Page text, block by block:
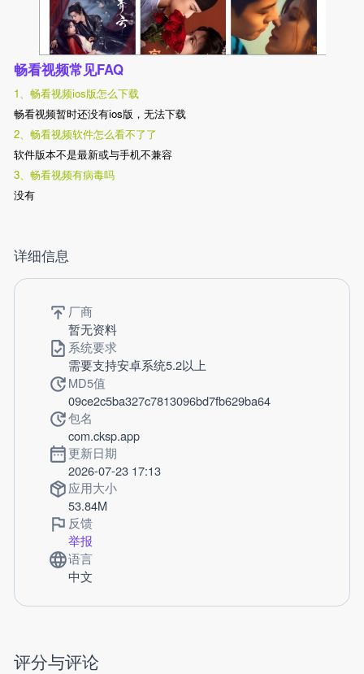
畅看视频常见FAQ
1、畅看视频ios版怎么下载
畅看视频暂时还没有ios版，无法下载
2、畅看视频软件怎么看不了了
软件版本不是最新或与手机不兼容
3、畅看视频有病毒吗
没有
详细信息
厂商
暂无资料
系统要求
需要支持安卓系统5.2以上
MD5值
09ce2c5ba327c7813096bd7fb629ba64
包名
com.cksp.app
更新日期
2026-07-23 17:13
应用大小
53.84M
反馈
举报
语言
中文
评分与评论